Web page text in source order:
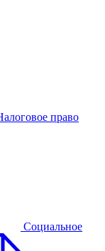
право
Cоциальное